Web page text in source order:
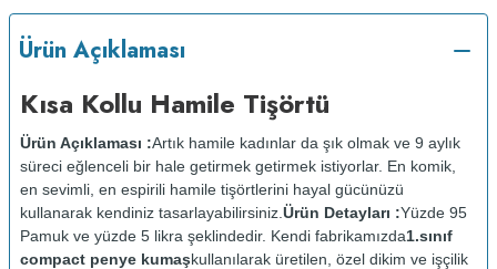
Ürün Açıklaması
Kısa Kollu Hamile Tişörtü
Ürün Açıklaması :Artık hamile kadınlar da şık olmak ve 9 aylık
süreci eğlenceli bir hale getirmek getirmek istiyorlar. En komik,
en sevimli, en espirili hamile tişörtlerini hayal gücünüzü
kullanarak kendiniz tasarlayabilirsiniz. Ürün Detayları :Yüzde 95
Pamuk ve yüzde 5 likra şeklindedir. Kendi fabrikamızda1.sınıf
compact penye kumaşkullanılarak üretilen, özel dikim ve işçilik